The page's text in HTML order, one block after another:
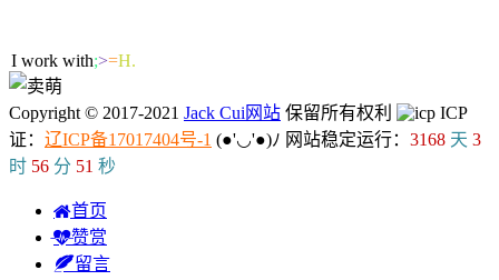
I work with ML/c
Copyright © 2017-2021 Jack Cui网站 保留所有权利
ICP
证： 辽ICP备17017404号-1 (●'◡'●)ﾉ 网站稳定运行： 3168 天 3
时 56 分 51 秒
首页
赞赏
留言